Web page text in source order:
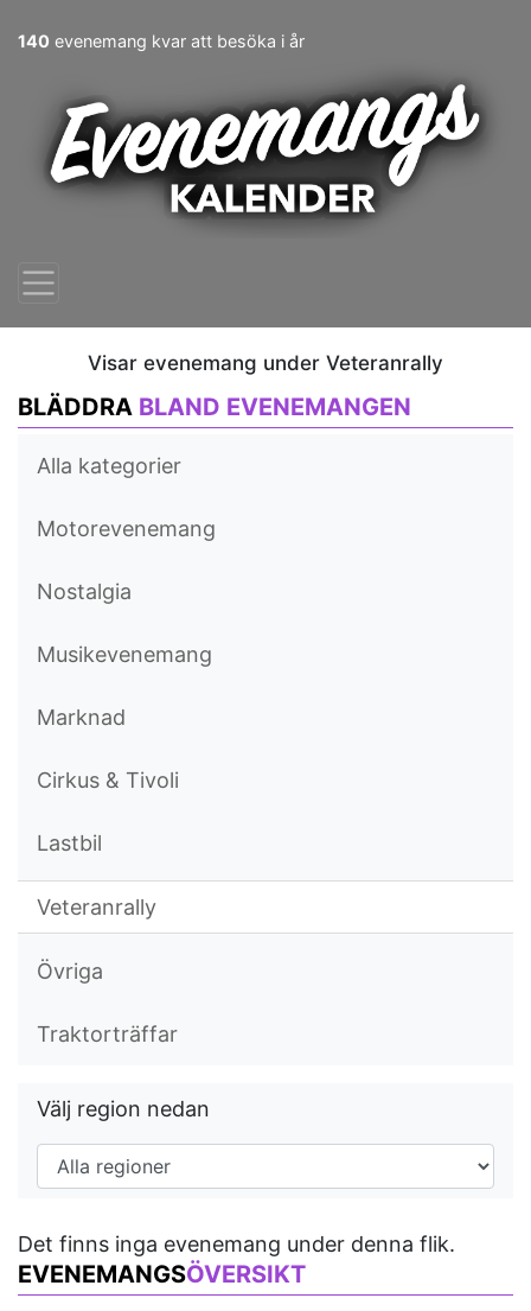
140 evenemang kvar att besöka i år
Visar evenemang under Veteranrally
BLÄDDRA BLAND EVENEMANGEN
Alla kategorier
Motorevenemang
Nostalgia
Musikevenemang
Marknad
Cirkus & Tivoli
Lastbil
Veteranrally
Övriga
Traktorträffar
Välj region nedan
Det finns inga evenemang under denna flik.
EVENEMANGSÖVERSIKT